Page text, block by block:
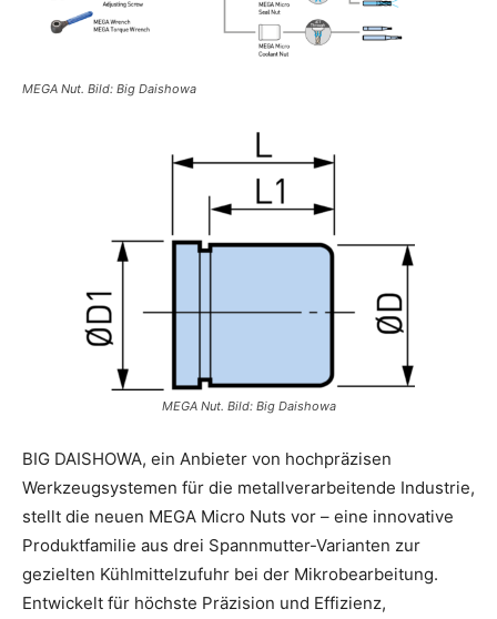
MEGA Nut. Bild: Big Daishowa
MEGA Nut. Bild: Big Daishowa
BIG DAISHOWA, ein Anbieter von hochpräzisen
Werkzeugsystemen für die metallverarbeitende Industrie,
stellt die neuen MEGA Micro Nuts vor – eine innovative
Produktfamilie aus drei Spannmutter-Varianten zur
gezielten Kühlmittelzufuhr bei der Mikrobearbeitung.
Entwickelt für höchste Präzision und Effizienz,